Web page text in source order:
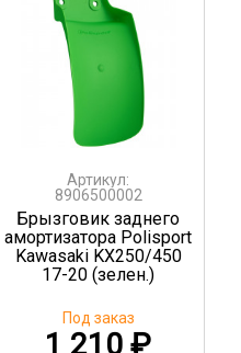
Артикул:
8906500002
Брызговик заднего
амортизатора Polisport
Kawasaki KX250/450
17-20 (зелен.)
1 210₽
Под заказ